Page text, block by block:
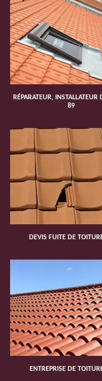
RÉPARATEUR, INSTALLATEUR
89
DEVIS FUITE DE
ENTREPRISE DE